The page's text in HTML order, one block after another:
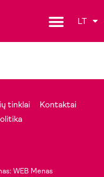
LT
tinklai
Kontaktai
WEB Menas